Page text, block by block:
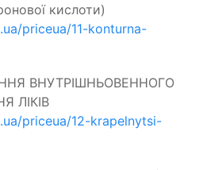
кислоти)
priceua/11-konturna-
ВНУТРІШНЬОВЕННОГО
ЛІКІВ
priceua/12-krapelnytsi-